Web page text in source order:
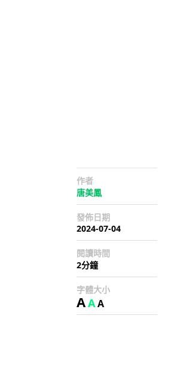
作者
唐美鳳
發佈日期
2024-07-04
閱讀時間
2分鐘
字體大小
AAA